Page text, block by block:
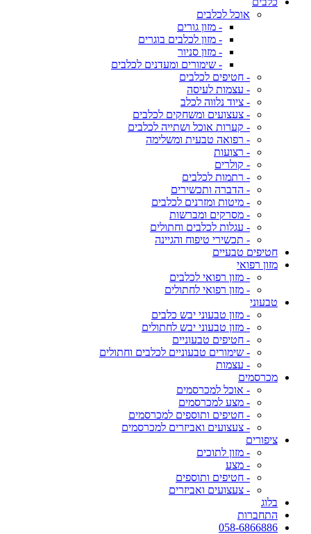
אוכל לכלבים
- מזון גורים
- מזון לכלבים בוגרים
- מזון סניור
- שימורים ומעדנים לכלבים
- חטיפים לכלבים
- עצמות לעיסה
- ציוד נלווה לכלב
- צעצועים ומשחקים לכלבים
- קערות אוכל ושתייה לכלבים
- רפואה טבעית ומשלימה
- רצועות
- קולרים
- רתמות לכלבים
- הדברה ותכשירים
- מיטות ומזרנים לכלבים
- מסרקים ומברשות
- עגלות לכלבים וחתולים
- תכשירי טיפוח והגיינה
חטיפים טבעיים
מזון רפואי
- מזון רפואי לכלבים
- מזון רפואי לחתולים
טבעוני
- מזון טבעוני יבש כלבים
- מזון טבעוני יבש לחתולים
- חטיפים טבעוניים
- שימורים טבעוניים לכלבים וחתולים
- עצמות
מכרסמים
- אוכל למכרסמים
- מצע למכרסמים
- חטיפים ותוספים למכרסמים
- צעצועים ואביזרים למכרסמים
ציפורים
- מזון לתוכים
- מצע
- חטיפים ותוספים
- צעצועים ואביזרים
בלוג
התחברות
058-6866886